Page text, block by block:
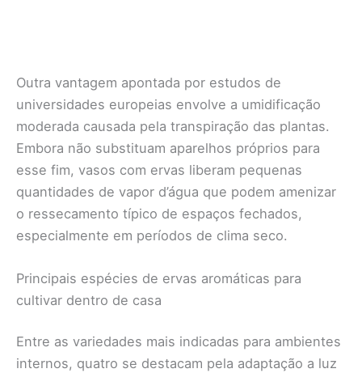
Outra vantagem apontada por estudos de
universidades europeias envolve a umidificação
moderada causada pela transpiração das plantas.
Embora não substituam aparelhos próprios para
esse fim, vasos com ervas liberam pequenas
quantidades de vapor d’água que podem amenizar
o ressecamento típico de espaços fechados,
especialmente em períodos de clima seco.
Principais espécies de ervas aromáticas para
cultivar dentro de casa
Entre as variedades mais indicadas para ambientes
internos, quatro se destacam pela adaptação a luz